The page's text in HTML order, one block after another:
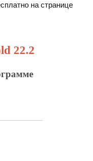
на странице
22.2